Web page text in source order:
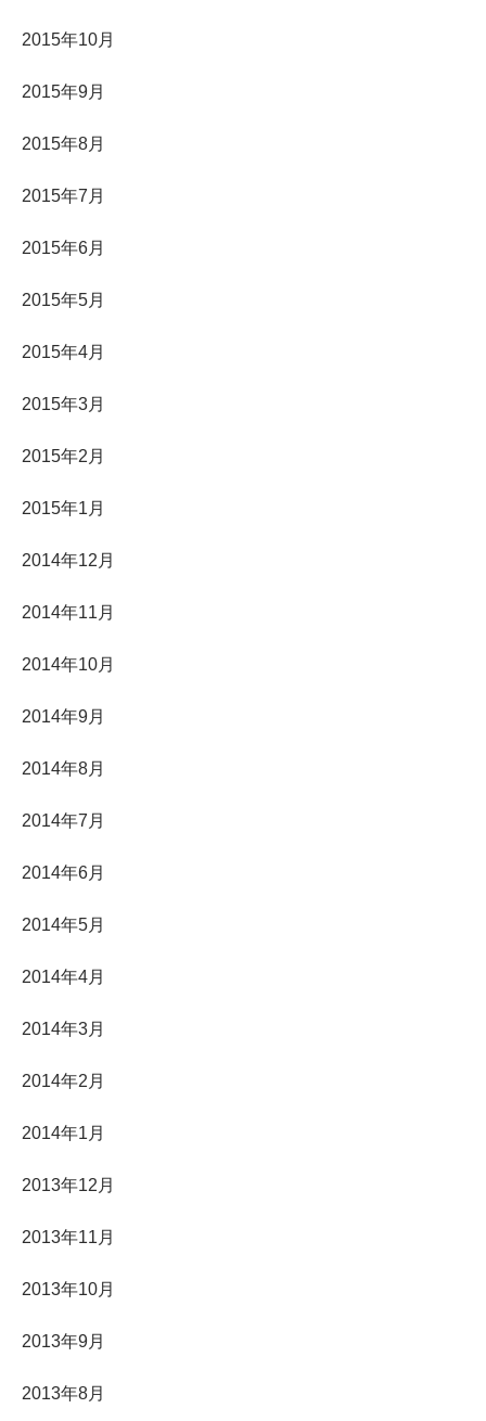
2015年10月
2015年9月
2015年8月
2015年7月
2015年6月
2015年5月
2015年4月
2015年3月
2015年2月
2015年1月
2014年12月
2014年11月
2014年10月
2014年9月
2014年8月
2014年7月
2014年6月
2014年5月
2014年4月
2014年3月
2014年2月
2014年1月
2013年12月
2013年11月
2013年10月
2013年9月
2013年8月